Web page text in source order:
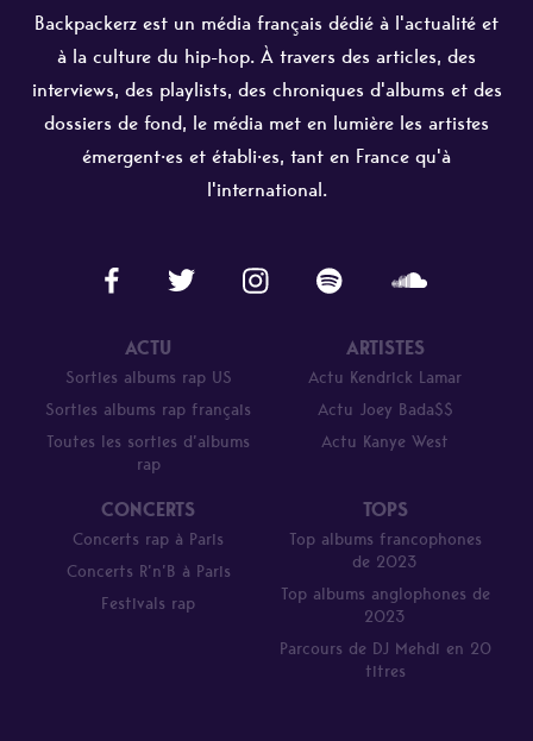
Backpackerz est un média français dédié à l'actualité et
à la culture du hip-hop. À travers des articles, des
interviews, des playlists, des chroniques d'albums et des
dossiers de fond, le média met en lumière les artistes
émergent·es et établi·es, tant en France qu'à
l'international.
ACTU
Sorties albums rap US
Sorties albums rap français
Toutes les sorties d’albums
rap
ARTISTES
Actu Kendrick Lamar
Actu Joey Bada$$
Actu Kanye West
CONCERTS
Concerts rap à Paris
Concerts R’n’B à Paris
Festivals rap
TOPS
Top albums francophones
de 2023
Top albums anglophones de
2023
Parcours de DJ Mehdi en 20
titres